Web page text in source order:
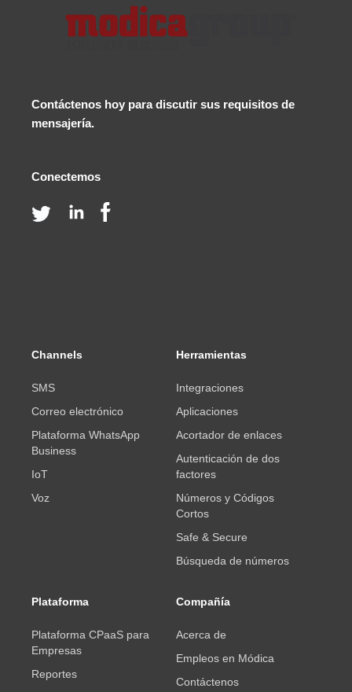
Contáctenos hoy para discutir sus requisitos de
mensajería.
Conectemos
Channels
SMS
Correo electrónico
Plataforma WhatsApp
Business
IoT
Voz
Herramientas
Integraciones
Aplicaciones
Acortador de enlaces
Autenticación de dos
factores
Números y Códigos
Cortos
Safe & Secure
Búsqueda de números
Plataforma
Plataforma CPaaS para
Empresas
Reportes
Compañía
Acerca de
Empleos en Módica
Contáctenos